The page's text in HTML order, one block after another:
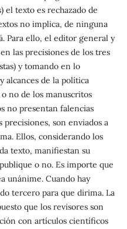
el texto es rechazado de
no implica, de ninguna
Para ello, el editor general y
las precisiones de los tres
y tomando en lo
alcances de la política
no de los manuscritos
no presentan falencias
son enviados a
Ellos, considerando los
texto, manifiestan su
o no. Es importe que
unánime. Cuando hay
tercero para que dirima. La
que los revisores son
con artículos científicos